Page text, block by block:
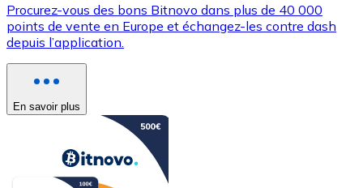
Procurez-vous des bons Bitnovo dans plus de 40 000
points de vente en Europe et échangez-les contre dash
depuis l’application.
En savoir plus